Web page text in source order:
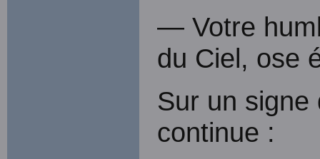
— Votre
du Ciel, ose
Sur un signe
continue :